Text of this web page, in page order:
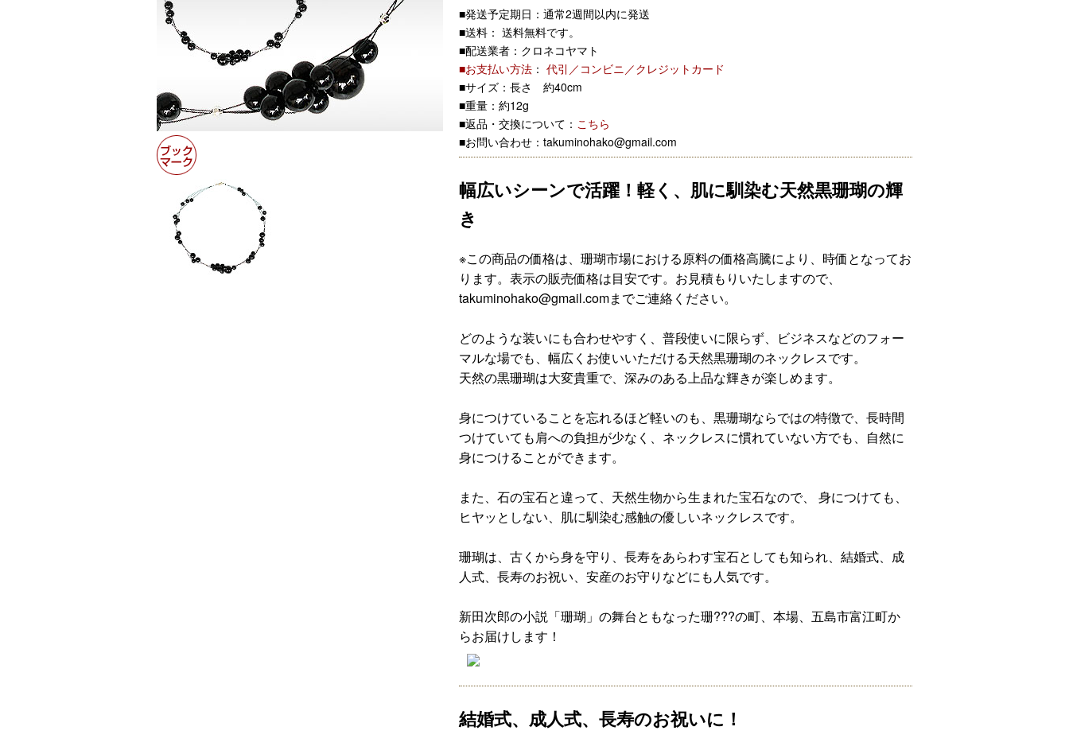
■発送予定期日：通常2週間以内に発送
■送料： 送料無料です。
■配送業者：クロネコヤマト
■お支払い方法 ： 代引／コンビニ／クレジットカード
■サイズ：長さ 約40cm
■重量：約12g
■返品・交換について： こちら
■お問い合わせ：takuminohako@gmail.com
幅広いシーンで活躍！軽く、肌に馴染む天然黒珊瑚の輝
き
※この商品の価格は、珊瑚市場における原料の価格高騰により、時価となってお
ります。表示の販売価格は目安です。お見積もりいたしますので、
takuminohako@gmail.comまでご連絡ください。
どのような装いにも合わせやすく、普段使いに限らず、ビジネスなどのフォー
マルな場でも、幅広くお使いいただける天然黒珊瑚のネックレスです。
天然の黒珊瑚は大変貴重で、深みのある上品な輝きが楽しめます。
身につけていることを忘れるほど軽いのも、黒珊瑚ならではの特徴で、長時間
つけていても肩への負担が少なく、ネックレスに慣れていない方でも、自然に
身につけることができます。
また、石の宝石と違って、天然生物から生まれた宝石なので、 身につけても、
ヒヤッとしない、肌に馴染む感触の優しいネックレスです。
珊瑚は、古くから身を守り、長寿をあらわす宝石としても知られ、結婚式、成
人式、長寿のお祝い、安産のお守りなどにも人気です。
新田次郎の小説「珊瑚」の舞台ともなった珊???の町、本場、五島市富江町か
らお届けします！
結婚式、成人式、長寿のお祝いに！